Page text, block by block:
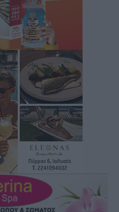
την άμεση λειτουργία του
στην Κάσο, ζητά ο Μάνος
οδός στο λιμάνι της
για το myAGRO: «Είναι μια
τον πρωτογενή τομέα»
τζίρο με στάσιμες